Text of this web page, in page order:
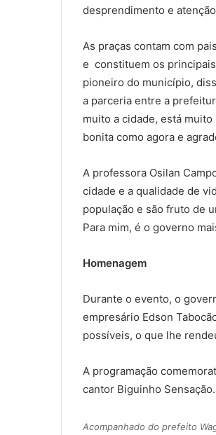
desprendimento e
As praças contam com
e constituem os
pioneiro do município,
a parceria entre a
muito a cidade, está
bonita como agora e
A professora Osilan
cidade e a qualidade de
população e são fruto de
Para mim, é o governo
Homenagem
Durante o evento, o
empresário Edson
possíveis, o que lhe
A programação
cantor Biguinho Sensação.
Acompanhado do prefeito